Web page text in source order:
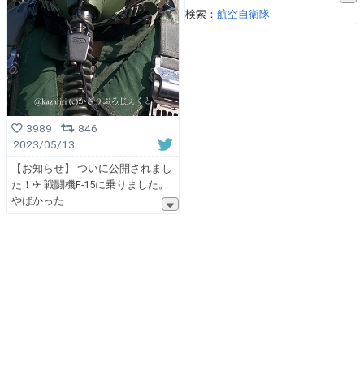
3989
846
2023/05/13
【お知らせ】 ついに公開されまし
た！✈︎ 戦闘機F-15に乗りました。
やばかった
検索： 航空自衛隊